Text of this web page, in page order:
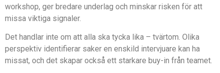
workshop, ger bredare underlag och minskar risken för att
missa viktiga signaler.
Det handlar inte om att alla ska tycka lika – tvärtom. Olika
perspektiv identifierar saker en enskild intervjuare kan ha
missat, och det skapar också ett starkare buy-in från teamet.